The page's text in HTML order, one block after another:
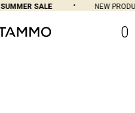
SUMMER SALE NEW
0